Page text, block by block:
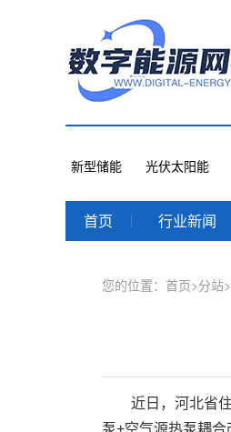
新型储能 光伏太阳能
首页 行业新闻
您的位置： 首页>分站>
近日，河北省
泵+空气源热泵耦合